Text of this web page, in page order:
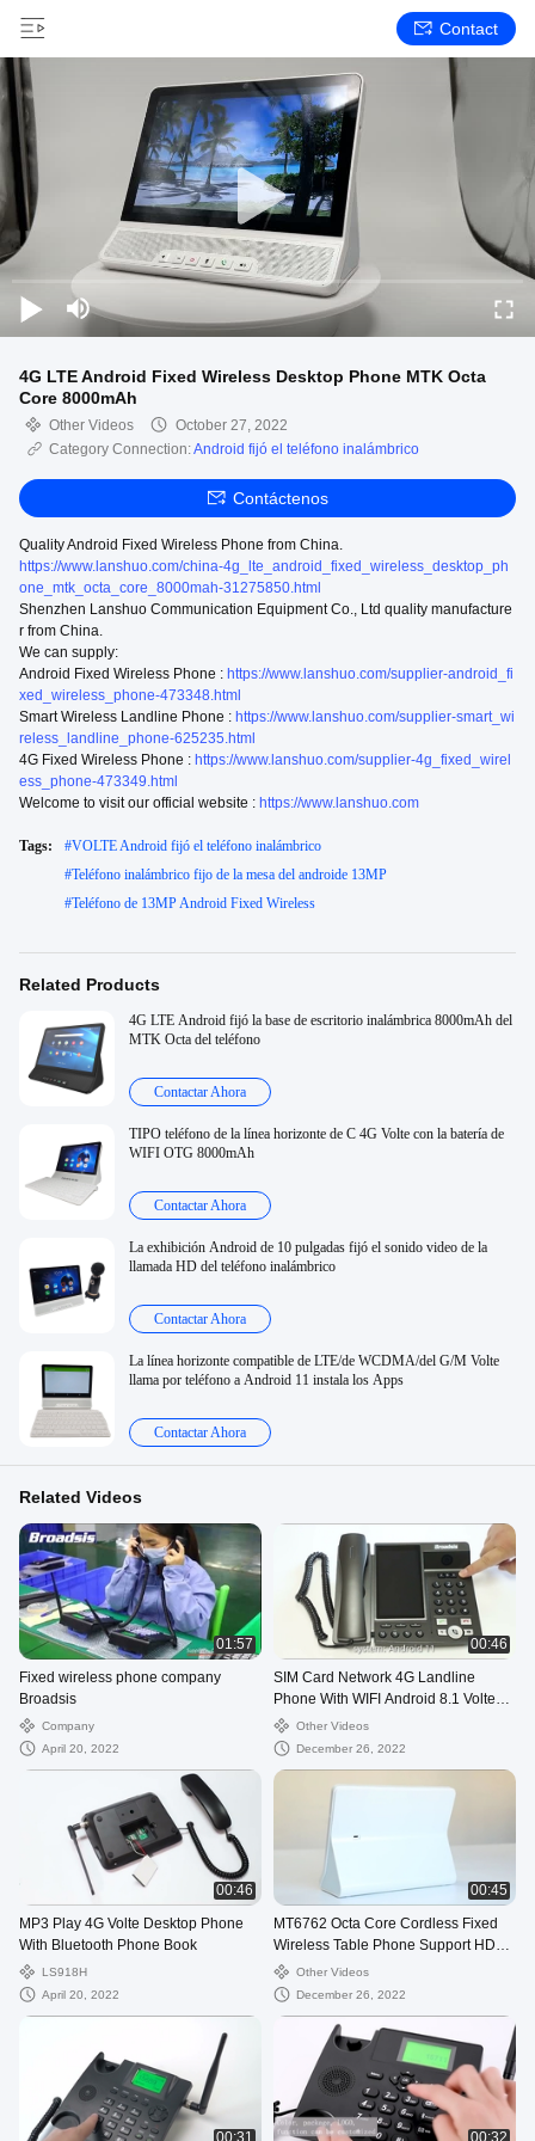
Contact
4G LTE Android Fixed Wireless Desktop Phone MTK Octa
Core 8000mAh
Other Videos
October 27, 2022
Category Connection:Android fijó el teléfono inalámbrico
Contáctenos
Quality Android Fixed Wireless Phone from China.
https://www.lanshuo.com/china-4g_lte_android_fixed_wireless_desktop_ph
one_mtk_octa_core_8000mah-31275850.html
Shenzhen Lanshuo Communication Equipment Co., Ltd quality manufacture
r from China.
We can supply:
Android Fixed Wireless Phone : https://www.lanshuo.com/supplier-android_fi
xed_wireless_phone-473348.html
Smart Wireless Landline Phone : https://www.lanshuo.com/supplier-smart_wi
reless_landline_phone-625235.html
4G Fixed Wireless Phone : https://www.lanshuo.com/supplier-4g_fixed_wirel
ess_phone-473349.html
Welcome to visit our official website : https://www.lanshuo.com
Tags: #VOLTE Android fijó el teléfono inalámbrico
#Teléfono inalámbrico fijo de la mesa del androide 13MP
#Teléfono de 13MP Android Fixed Wireless
Related Products
4G LTE Android fijó la base de escritorio inalámbrica 8000mAh del
MTK Octa del teléfono
Contactar Ahora
TIPO teléfono de la línea horizonte de C 4G Volte con la batería de
WIFI OTG 8000mAh
Contactar Ahora
La exhibición Android de 10 pulgadas fijó el sonido video de la
llamada HD del teléfono inalámbrico
Contactar Ahora
La línea horizonte compatible de LTE/de WCDMA/del G/M Volte
llama por teléfono a Android 11 instala los Apps
Contactar Ahora
Related Videos
01:57
Fixed wireless phone company
Broadsis
Company
April 20, 2022
00:46
SIM Card Network 4G Landline
Phone With WIFI Android 8.1 Volte
CallOther Videos
December 26, 2022
00:46
MP3 Play 4G Volte Desktop Phone
With Bluetooth Phone Book
LS918H
April 20, 2022
00:45
MT6762 Octa Core Cordless Fixed
Wireless Table Phone Support HD
Camera Touch
Other Videos
December 26, 2022
00:31 00:32